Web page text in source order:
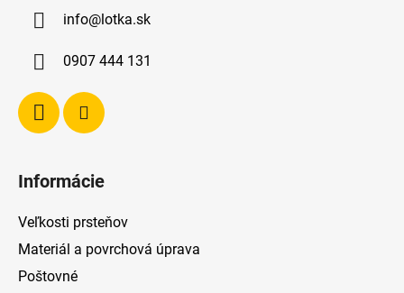
info@lotka.sk
0907 444 131
Informácie
Veľkosti prsteňov
Materiál a povrchová úprava
Poštovné